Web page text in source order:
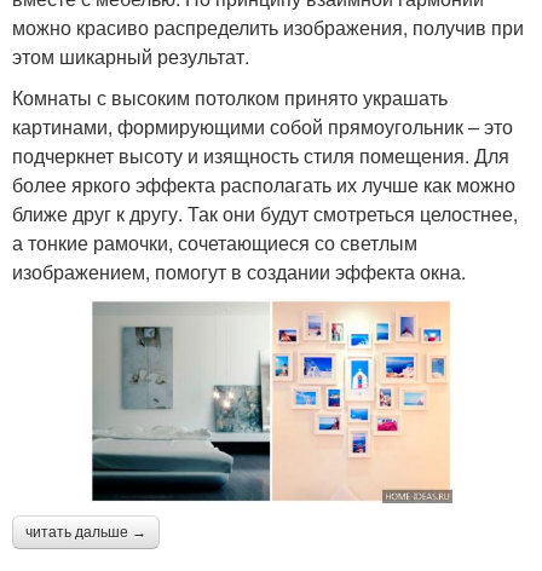
можно красиво распределить изображения, получив при
этом шикарный результат.
Комнаты с высоким потолком принято украшать
картинами, формирующими собой прямоугольник – это
подчеркнет высоту и изящность стиля помещения. Для
более яркого эффекта располагать их лучше как можно
ближе друг к другу. Так они будут смотреться целостнее,
а тонкие рамочки, сочетающиеся со светлым
изображением, помогут в создании эффекта окна.
читать дальше →